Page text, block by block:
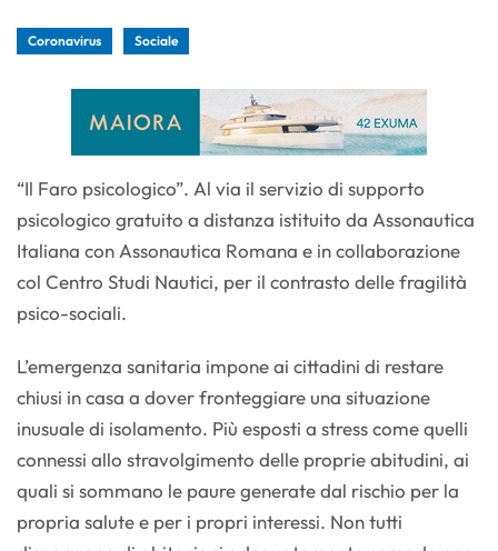
Coronavirus Sociale
“Il Faro psicologico”. Al via il servizio di supporto
psicologico gratuito a distanza istituito da Assonautica
Italiana con Assonautica Romana e in collaborazione
col Centro Studi Nautici, per il contrasto delle fragilità
psico-sociali.
L’emergenza sanitaria impone ai cittadini di restare
chiusi in casa a dover fronteggiare una situazione
inusuale di isolamento. Più esposti a stress come quelli
connessi allo stravolgimento delle proprie abitudini, ai
quali si sommano le paure generate dal rischio per la
propria salute e per i propri interessi. Non tutti